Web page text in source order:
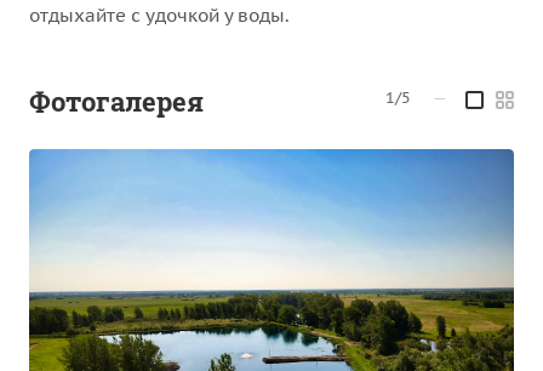
отдыхайте с удочкой у воды.
Фотогалерея 1/5 —